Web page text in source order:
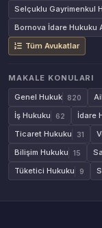
Selçuklu Gayrimenkul
Bornova İdare Hukuku
Tüm Avukatlar
MAKALE KONULARI
Genel Hukuk
820
İş Hukuku 62 İdare
Ticaret Hukuku 31
Bilişim Hukuku 15
Tüketici Hukuku 9